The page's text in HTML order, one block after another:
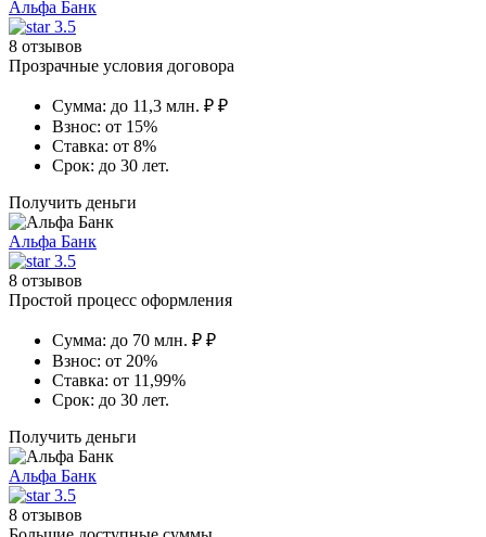
Альфа Банк
3.5
8 отзывов
Прозрачные условия договора
Сумма: до 11,3 млн. ₽ ₽
Взнос: от 15%
Ставка: от 8%
Срок: до 30 лет.
Получить деньги
Альфа Банк
3.5
8 отзывов
Простой процесс оформления
Сумма: до 70 млн. ₽ ₽
Взнос: от 20%
Ставка: от 11,99%
Срок: до 30 лет.
Получить деньги
Альфа Банк
3.5
8 отзывов